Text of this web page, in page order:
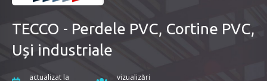
TECCO - Perdele PVC, Cortine PVC,
Uși industriale
actualizat la
vizualizări